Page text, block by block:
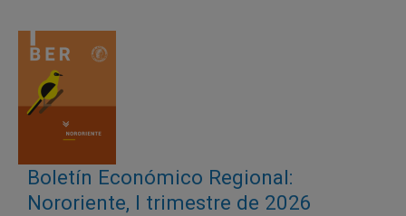
Boletín Económico Regional:
Nororiente, I trimestre de 2026